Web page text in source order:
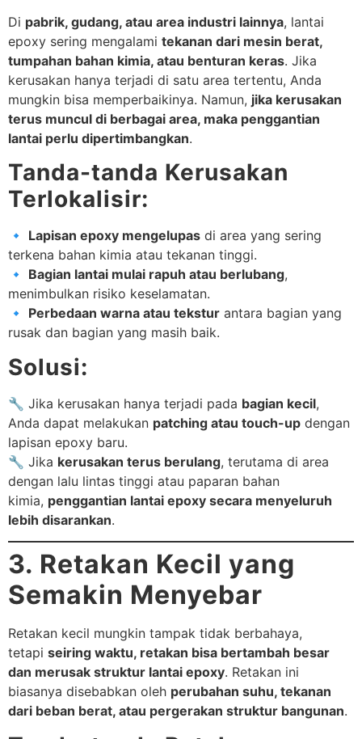
Di pabrik, gudang, atau area industri lainnya, lantai
epoxy sering mengalami tekanan dari mesin berat,
tumpahan bahan kimia, atau benturan keras. Jika
kerusakan hanya terjadi di satu area tertentu, Anda
mungkin bisa memperbaikinya. Namun, jika kerusakan
terus muncul di berbagai area, maka penggantian
lantai perlu dipertimbangkan.
Tanda-tanda Kerusakan
Terlokalisir:
🔹 Lapisan epoxy mengelupas di area yang sering
terkena bahan kimia atau tekanan tinggi.
🔹 Bagian lantai mulai rapuh atau berlubang,
menimbulkan risiko keselamatan.
🔹 Perbedaan warna atau tekstur antara bagian yang
rusak dan bagian yang masih baik.
Solusi:
🔧 Jika kerusakan hanya terjadi pada bagian kecil,
Anda dapat melakukan patching atau touch-up dengan
lapisan epoxy baru.
🔧 Jika kerusakan terus berulang, terutama di area
dengan lalu lintas tinggi atau paparan bahan
kimia, penggantian lantai epoxy secara menyeluruh
lebih disarankan.
3. Retakan Kecil yang
Semakin Menyebar
Retakan kecil mungkin tampak tidak berbahaya,
tetapi seiring waktu, retakan bisa bertambah besar
dan merusak struktur lantai epoxy. Retakan ini
biasanya disebabkan oleh perubahan suhu, tekanan
dari beban berat, atau pergerakan struktur bangunan.